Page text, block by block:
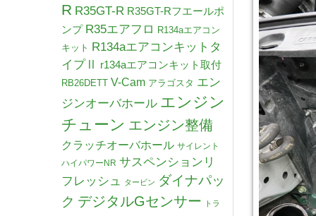
R R35GT-R R35GT-Rフエールポ
ンプ R35エアフロ R134aエアコン
キット R134aエアコンキットタ
イプⅡ
r134aエアコンキット取付
RB26DETT V-Cam アラゴスタ エン
ジンオーバホール エンジン
チューン エンジン整備
クラッチオーバホール サイレント
ハイパワーNR サスペンションリ
フレッシュ
タービン ダイナパッ
ク デジタルGセンサー
トラ